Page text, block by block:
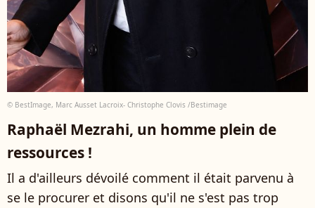
© BestImage, Marc Ausset Lacroix- Christophe Clovis /Bestimage
Raphaël Mezrahi, un homme plein de
ressources !
Il a d'ailleurs dévoilé comment il était parvenu à
se le procurer et disons qu'il ne s'est pas trop